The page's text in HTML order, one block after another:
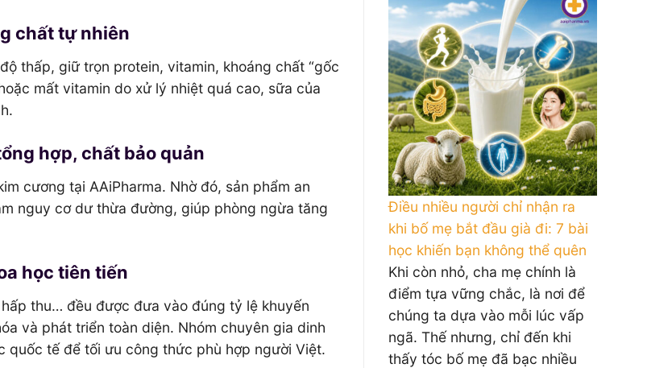
chất tự nhiên
thấp, giữ trọn protein, vitamin, khoáng chất “gốc
mất vitamin do xử lý nhiệt quá cao, sữa của
hợp, chất bảo quản
cương tại AAiPharma. Nhờ đó, sản phẩm an
nguy cơ dư thừa đường, giúp phòng ngừa tăng
học tiên tiến
thu… đều được đưa vào đúng tỷ lệ khuyến
và phát triển toàn diện. Nhóm chuyên gia dinh
quốc tế để tối ưu công thức phù hợp người Việt.
Điều nhiều người chỉ nhận ra
khi bố mẹ bắt đầu già đi: 7 bài
học khiến bạn không thể quên
Khi còn nhỏ, cha mẹ chính là
điểm tựa vững chắc, là nơi để
chúng ta dựa vào mỗi lúc vấp
ngã. Thế nhưng, chỉ đến khi
thấy tóc bố mẹ đã bạc nhiều